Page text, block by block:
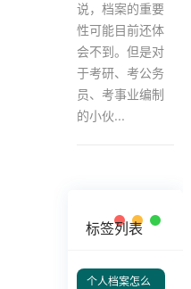
说，档案的重要
性可能目前还体
会不到。但是对
于考研、考公务
员、考事业编制
的小伙...
标签列表
个人档案怎么